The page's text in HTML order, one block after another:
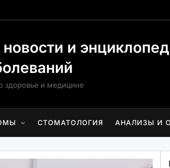
и
здоровье и медицине
СТОМАТОЛОГИЯ АНАЛИЗЫ И